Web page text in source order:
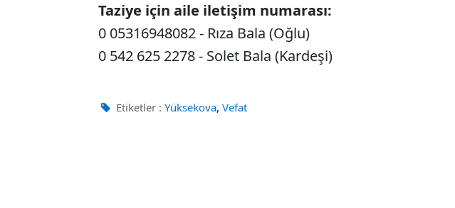
Taziye için aile iletişim numarası:
0 05316948082 - Rıza Bala (Oğlu)
0 542 625 2278 - Solet Bala (Kardeşi)
Etiketler : Yüksekova, Vefat